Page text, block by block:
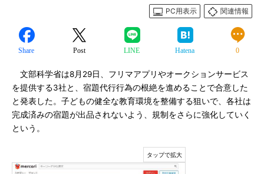
PC用表示
関連情報
Share Post LINE Hatena 0
文部科学省は8月29日、フリマアプリやオークションサービス
を提供する3社と、宿題代行行為の根絶を進めることで合意した
と発表した。子どもの健全な教育環境を整備する狙いで、各社は
完成済みの宿題が出品されないよう、規制をさらに強化していく
という。